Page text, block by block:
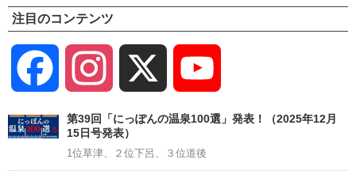
注目のコンテンツ
Facebook Instagram
Channel
第39回「にっぽんの温泉100選」発表！（2025年12月
15日号発表）
1位草津、２位下呂、３位道後